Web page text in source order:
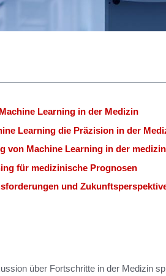
Learning in der Medizin
Learning die Präzision in der
von Machine Learning in der
für medizinische Prognosen
und
über Fortschritte in der Medizin